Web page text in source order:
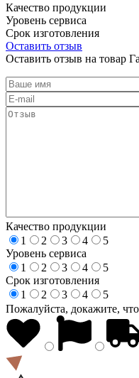
Качество продукции
Уровень сервиса
Срок изготовления
Оставить отзыв
Оставить отзыв на товар
Качество продукции
1
2 3 4
5
Уровень сервиса
1
2 3 4
5
Срок изготовления
1
2 3 4
5
Пожалуйста, докажите,